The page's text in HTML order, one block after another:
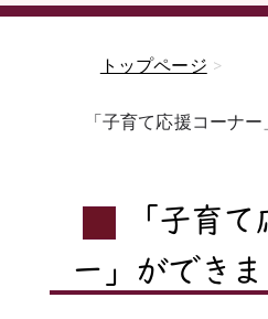
トップページ >
「子育て応援コーナ
「子育
ー」ができま